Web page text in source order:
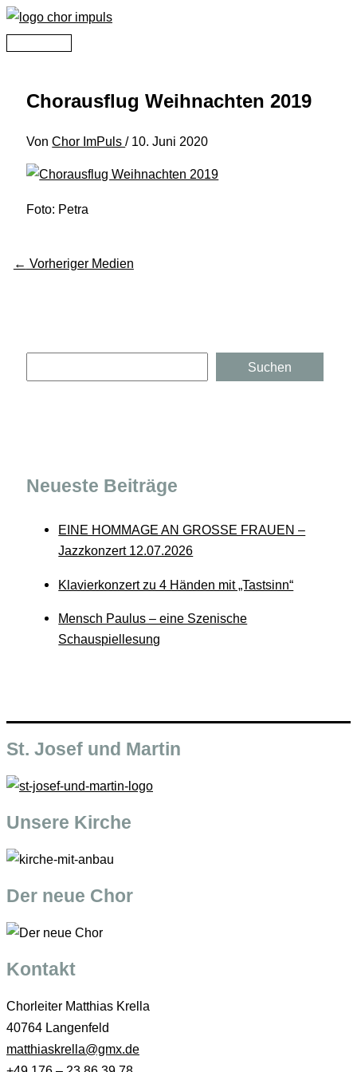
Zum
Inhalt
Hauptmenü
Chorausflug Weihnachten 2019
VonChor ImPuls/ 10. Juni 2020
Foto: Petra
← Vorheriger Medien
Suchen
Neueste Beiträge
EINE HOMMAGE AN GROSSE FRAUEN –
Jazzkonzert 12.07.2026
Klavierkonzert zu 4 Händen mit „Tastsinn“
Mensch Paulus – eine Szenische
Schauspiellesung
St. Josef und Martin
Unsere Kirche
Der neue Chor
Kontakt
Chorleiter Matthias Krella
40764 Langenfeld
matthiaskrella@gmx.de